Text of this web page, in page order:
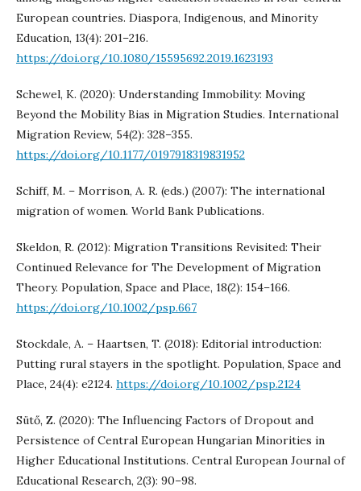
European countries. Diaspora, Indigenous, and Minority
Education, 13(4): 201–216.
https://doi.org/10.1080/15595692.2019.1623193
Schewel, K. (2020): Understanding Immobility: Moving
Beyond the Mobility Bias in Migration Studies. International
Migration Review, 54(2): 328–355.
https://doi.org/10.1177/0197918319831952
Schiff, M. – Morrison, A. R. (eds.) (2007): The international
migration of women. World Bank Publications.
Skeldon, R. (2012): Migration Transitions Revisited: Their
Continued Relevance for The Development of Migration
Theory. Population, Space and Place, 18(2): 154–166.
https://doi.org/10.1002/psp.667
Stockdale, A. – Haartsen, T. (2018): Editorial introduction:
Putting rural stayers in the spotlight. Population, Space and
Place, 24(4): e2124. https://doi.org/10.1002/psp.2124
Sütő, Z. (2020): The Influencing Factors of Dropout and
Persistence of Central European Hungarian Minorities in
Higher Educational Institutions. Central European Journal of
Educational Research, 2(3): 90–98.